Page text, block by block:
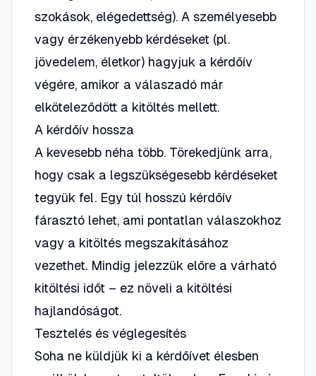
szokások, elégedettség). A személyesebb
vagy érzékenyebb kérdéseket (pl.
jövedelem, életkor) hagyjuk a kérdőív
végére, amikor a válaszadó már
elköteleződött a kitöltés mellett.
A kérdőív hossza
A kevesebb néha több. Törekedjünk arra,
hogy csak a legszükségesebb kérdéseket
tegyük fel. Egy túl hosszú kérdőív
fárasztó lehet, ami pontatlan válaszokhoz
vagy a kitöltés megszakításához
vezethet. Mindig jelezzük előre a várható
kitöltési időt – ez növeli a kitöltési
hajlandóságot.
Tesztelés és véglegesítés
Soha ne küldjük ki a kérdőívet élesben